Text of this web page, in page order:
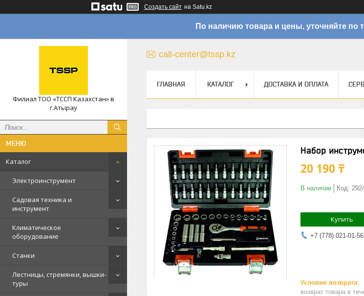
Создать сайт на Satu.kz
По наличию товара и цены, уточняйте по
Филиал ТОО «ТССП Казахстан» в
г.Атырау
Каталог
Электроинструмент
Садовая техника и
инструмент
Климатическое
оборудование
Станки
Лестницы, стремянки, вышки-
туры
call-center@tssp.kz
ГЛАВНАЯ КАТАЛОГ ДОСТАВКА И ОПЛАТА
Набор
20 190 ₸
В наличии Код:
Купить
+7 (778) 021-01-56
возврат товара в